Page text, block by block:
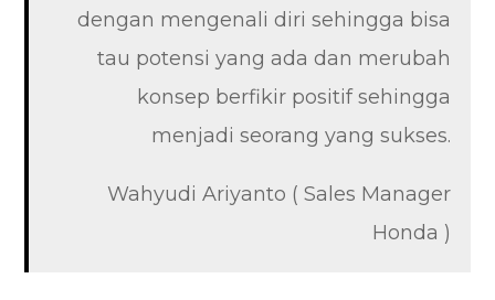
dengan mengenali diri sehingga bisa
tau potensi yang ada dan merubah
konsep berfikir positif sehingga
menjadi seorang yang sukses.
Wahyudi Ariyanto ( Sales Manager
Honda )